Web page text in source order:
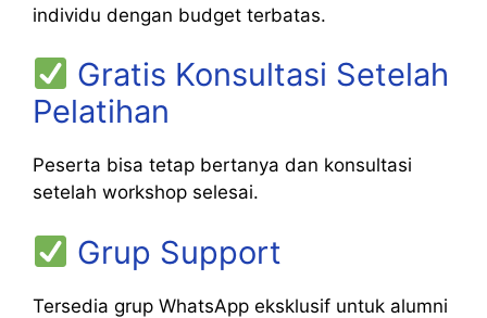
individu dengan budget terbatas.
Gratis Konsultasi Setelah
Pelatihan
Peserta bisa tetap bertanya dan konsultasi
setelah workshop selesai.
Grup Support
Tersedia grup WhatsApp eksklusif untuk alumni